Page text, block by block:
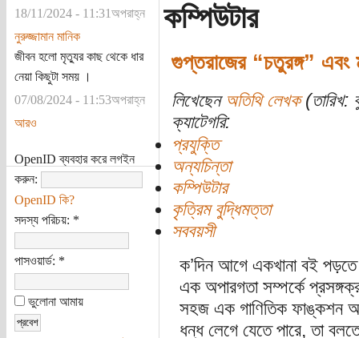
18/11/2024 - 11:31অপরাহ্ন
নুরুজ্জামান মানিক
জীবন হলো মৃত্যুর কাছ থেকে ধার
নেয়া কিছুটা সময় ।
07/08/2024 - 11:53অপরাহ্ন
আরও
OpenID ব্যবহার করে লগইন
করুন:
OpenID কি?
সদস্য পরিচয়: *
পাসওয়ার্ড: *
ভুলোনা আমায়
কম্পিউটার
গুপ্তরাজের “চতুরঙ্গ” এবং
লিখেছেন অতিথি লেখক(তারিখ:
ক্যাটেগরি:
প্রযুক্তি
অন্যচিন্তা
কম্পিউটার
কৃত্রিম বুদ্ধিমত্তা
সববয়সী
ক’দিন আগে একখানা বই
এক অপারগতা সম্পর্কে
সহজ এক গাণিতিক ফাঙ্কশন
ধন্ধ লেগে যেতে পারে, তা